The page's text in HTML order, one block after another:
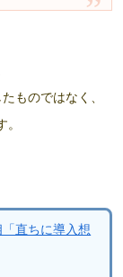
ものではなく、
直ちに導入想